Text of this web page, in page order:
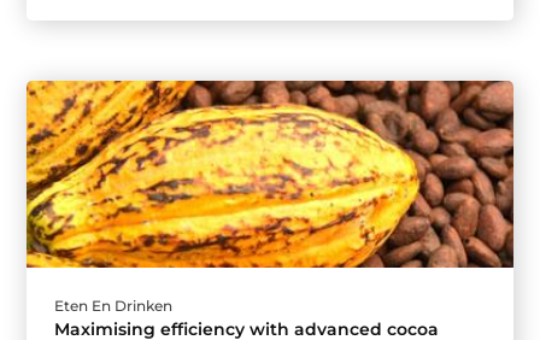
Eten En Drinken
Maximising efficiency with advanced cocoa